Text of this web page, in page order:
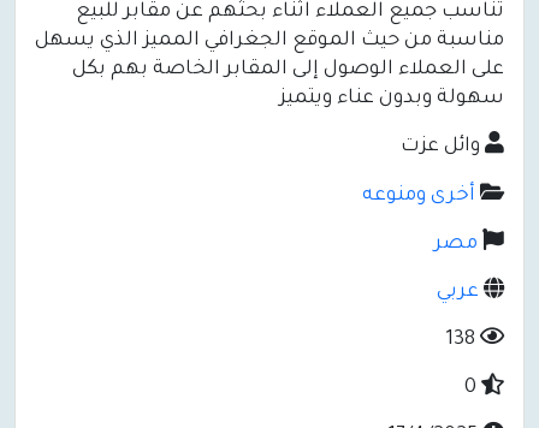
تناسب جميع العملاء اثناء بحثهم عن مقابر للبيع
مناسبة من حيث الموقع الجغرافي المميز الذي يسهل
على العملاء الوصول إلى المقابر الخاصة بهم بكل
سهولة وبدون عناء ويتميز
وائل عزت
أخرى ومنوعه
مصر
عربي